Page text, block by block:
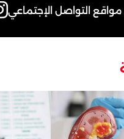
مواقع التواصل الإجتماعي